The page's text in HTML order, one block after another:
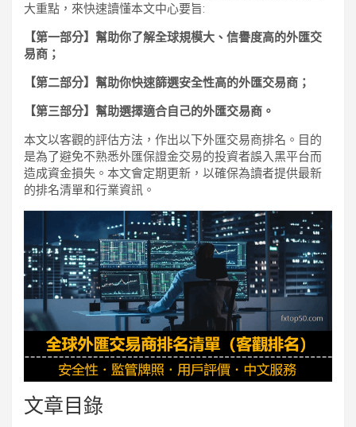
大重點，來快速讀懂本文中心要旨:
【第一部分】幫助你了解全球規模大、信譽度高的外匯交
易商；
【第二部分】幫助你快速篩選安全性高的外匯交易商；
【第三部分】幫助選擇適合自己的外匯交易商。
本文以客觀的評估方法，作出以下外匯交易商排名。目的
是為了避免不熟悉外匯保證金交易的投資者誤入黑平台而
造成資金損失。本文會定期更新，以確保為讀者提供最新
的排名清單和行業資訊。
文章目錄